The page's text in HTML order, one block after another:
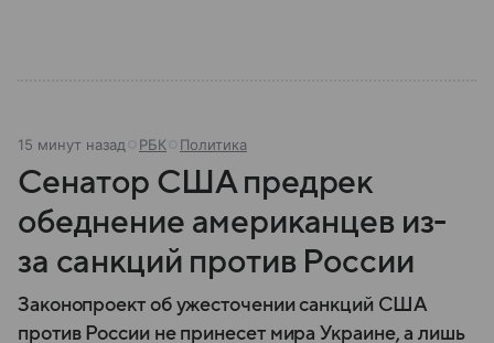
15 минут назад РБК Политика
Сенатор США предрек
обеднение американцев из-
за санкций против России
Законопроект об ужесточении санкций США
против России не принесет мира Украине, а лишь